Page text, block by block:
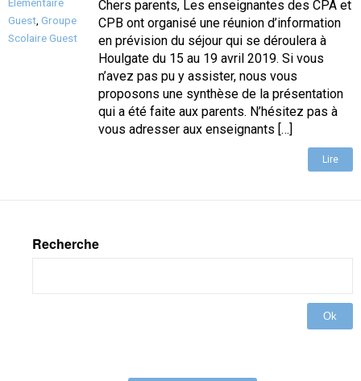
Guest Groupe
Scolaire Guest
Chers parents, Les enseignantes des CPA et
CPB ont organisé une réunion d’information
en prévision du séjour qui se déroulera à
Houlgate du 15 au 19 avril 2019. Si vous
n’avez pas pu y assister, nous vous
proposons une synthèse de la présentation
qui a été faite aux parents. N’hésitez pas à
vous adresser aux enseignants […]
Lire
Recherche
Ok